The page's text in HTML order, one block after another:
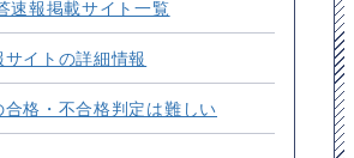
速報掲載サイト一覧
イトの詳細情報
格・不合格判定は難しい